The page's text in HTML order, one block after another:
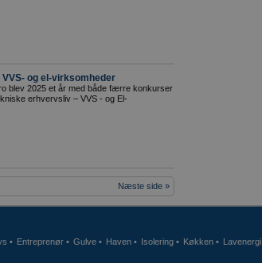
og el-virksomheder
blev 2025 et år med både færre konkurser
erhvervsliv – VVS - og El-
Næste side »
• Entreprenør • Gulve • Haven • Isolering • Køkken • Lavenergi